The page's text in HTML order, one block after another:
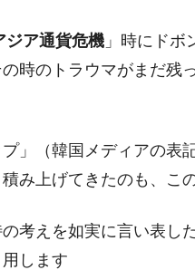
が鉄鋼輸出を異常増加させ
業「半導体絶好調」のウラ
突案件】韓国消費者院が『ク
イージス搭載の次世代駆逐艦
『BYD』車への補助金を全
ジア通貨危機 」時にドボ
時のトラウマがまだ残
」（韓国メディアの表
み上げてきたのも、こ
考えを如実に言い表し
します